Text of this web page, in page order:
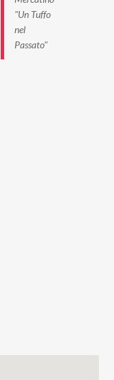
"Un Tuffo
nel
Passato"